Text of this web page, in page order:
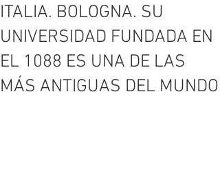
ITALIA. BOLOGNA. SU
UNIVERSIDAD FUNDADA EN
EL 1088 ES UNA DE LAS
MÁS ANTIGUAS DEL MUNDO